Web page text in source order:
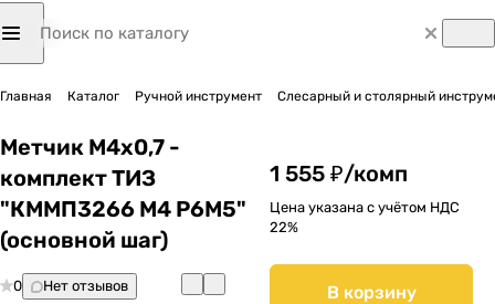
Главная Каталог Ручной инструмент Слесарный и столярный
Метчик М4х0,7 -
комплект ТИЗ
"КММП3266 М4 Р6М5"
(основной шаг)
0 Нет отзывов
1 555 ₽/комп
Цена указана с учётом НДС
22%
В корзину